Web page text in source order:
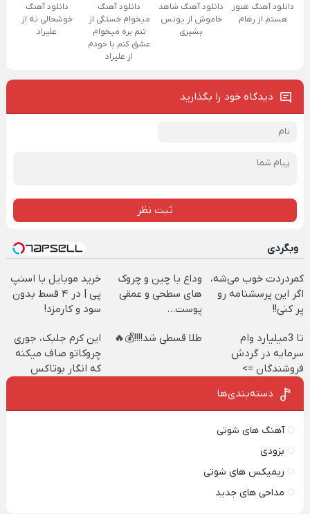
دانلود آهنگ هنوز
هستم از رهام
دانلود آهنگ شاهد
خاموش از یونس
بشیری
دانلود آهنگ
میخوام خستگی از
تنم بره میخوام
عشق کنم با خودم
از علیراد
دانلود آهنگ
خوشحالی نه از
علیراد
دیدگاه خود را بگذارید
ثبت نظر
وبگردی
کمردردت خوب می‌شه،
اگر این پرسشنامه رو
پر کنی!!
وداع با چین و چروک
های سطحی و عمقی
پوست...
خرید موبایل با اسنپ
پی | در ۴ قسط بدون
سود و کارمزد!
تا 3میلیارد وام
سرمایه در گردش
فروشندگان =>
فروشگاهت رو ثبت
طلا قسطی شد!!!!💰🔥
این کرم جلبک، جوری
چروکاتو صاف میکنه
که انگار بوتاکس
دسته‌بندی‌ها
آهنگ های شوتی
بزودی
ریمیکس های شوتی
مداحی های جدید